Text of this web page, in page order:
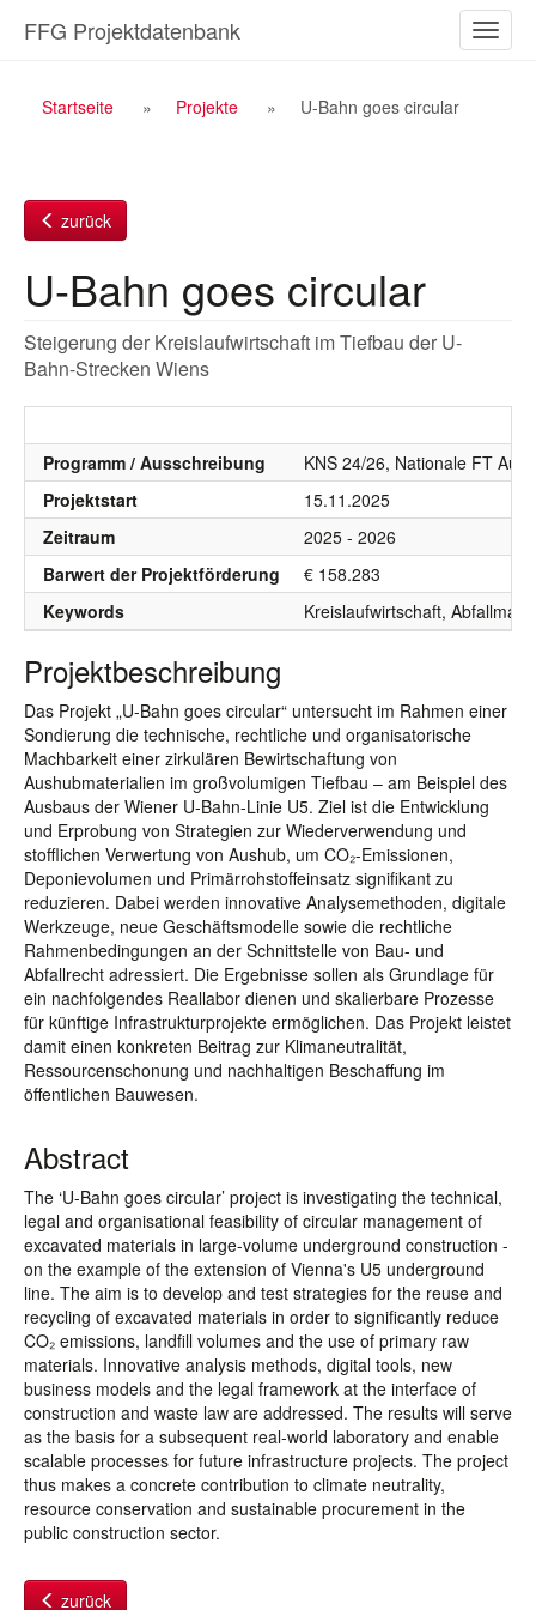
Inhalt
ein-/
FFG Projektdatenbank
Breadcrumb
Startseite Projekte U-Bahn goes circular
zurück
U-Bahn goes circular
Steigerung der Kreislaufwirtschaft im Tiefbau der U-
Bahn-Strecken Wiens
Programm / Ausschreibung
KNS 24/26, Nationale FT
Projektstart
15.11.2025
Zeitraum
2025 - 2026
Barwert der Projektförderung
€ 158.283
Keywords
Kreislaufwirtschaft,
Projektbeschreibung
Das Projekt „U-Bahn goes circular“ untersucht im Rahmen einer
Sondierung die technische, rechtliche und organisatorische
Machbarkeit einer zirkulären Bewirtschaftung von
Aushubmaterialien im großvolumigen Tiefbau – am Beispiel des
Ausbaus der Wiener U-Bahn-Linie U5. Ziel ist die Entwicklung
und Erprobung von Strategien zur Wiederverwendung und
stofflichen Verwertung von Aushub, um CO₂-Emissionen,
Deponievolumen und Primärrohstoffeinsatz signifikant zu
reduzieren. Dabei werden innovative Analysemethoden, digitale
Werkzeuge, neue Geschäftsmodelle sowie die rechtliche
Rahmenbedingungen an der Schnittstelle von Bau- und
Abfallrecht adressiert. Die Ergebnisse sollen als Grundlage für
ein nachfolgendes Reallabor dienen und skalierbare Prozesse
für künftige Infrastrukturprojekte ermöglichen. Das Projekt leistet
damit einen konkreten Beitrag zur Klimaneutralität,
Ressourcenschonung und nachhaltigen Beschaffung im
öffentlichen Bauwesen.
Abstract
The ‘U-Bahn goes circular’ project is investigating the technical,
legal and organisational feasibility of circular management of
excavated materials in large-volume underground construction -
on the example of the extension of Vienna's U5 underground
line. The aim is to develop and test strategies for the reuse and
recycling of excavated materials in order to significantly reduce
CO₂ emissions, landfill volumes and the use of primary raw
materials. Innovative analysis methods, digital tools, new
business models and the legal framework at the interface of
construction and waste law are addressed. The results will serve
as the basis for a subsequent real-world laboratory and enable
scalable processes for future infrastructure projects. The project
thus makes a concrete contribution to climate neutrality,
resource conservation and sustainable procurement in the
public construction sector.
zurück